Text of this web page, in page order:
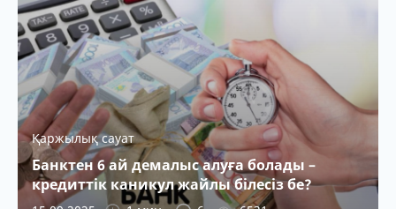
Қаржылық сауат
Банктен 6 ай демалыс алуға болады –
кредиттік каникул жайлы білесіз бе?